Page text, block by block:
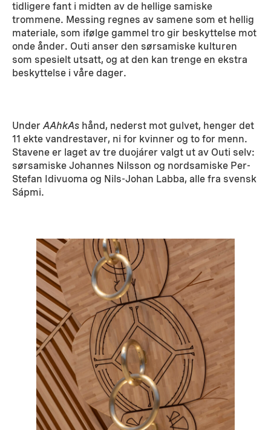
tidligere fant i midten av de hellige samiske
trommene. Messing regnes av samene som et hellig
materiale, som ifølge gammel tro gir beskyttelse mot
onde ånder. Outi anser den sørsamiske kulturen
som spesielt utsatt, og at den kan trenge en ekstra
beskyttelse i våre dager.
UnderAAhkAs hånd, nederst mot gulvet, henger det
11 ekte vandrestaver, ni for kvinner og to for menn.
Stavene er laget av tre duojárer valgt ut av Outi selv:
sørsamiske Johannes Nilsson og nordsamiske Per-
Stefan Idivuoma og Nils-Johan Labba, alle fra svensk
Sápmi.